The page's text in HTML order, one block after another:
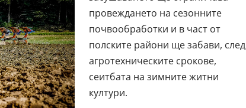
провеждането на сезонните
почвообработки и в част от
полските райони ще забави, след
агротехническите срокове,
сеитбата на зимните житни
култури.